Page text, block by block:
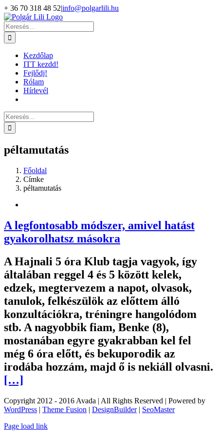
Kihagyás
+ 36 70 318 48 52|info@polgarlili.hu
Keresés...
Kezdőlap
ITT kezdd!
Fejlődj!
Rólam
Hírlevél
Keresés...
péltamutatás
Főoldal
Címke
péltamutatás
A legfontosabb módszer, amivel hatást
gyakorolhatsz másokra
A Hajnali 5 óra Klub tagja vagyok, így
általában reggel 4 és 5 között kelek,
edzek, megtervezem a napot, olvasok,
tanulok, felkészülök az előttem álló
konzultációkra, tréningre hangolódom
stb. A nagyobbik fiam, Benke (8),
mostanában egyre gyakrabban kel fel
még 6 óra előtt, és bekuporodik az
irodába hozzám, majd ő is nekiáll olvasni.
[…]
Copyright 2012 - 2016 Avada | All Rights Reserved | Powered by
WordPress | Theme Fusion | DesignBuilder| SeoMaster
Toggle
Page load link